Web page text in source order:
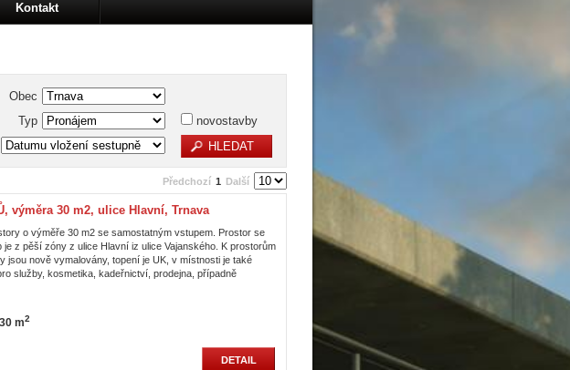
Kontakt
Obec
Typ
novostavby
Předchozí 1 Další
výměra 30 m2, ulice Hlavní, Trnava
o výměře 30 m2 se samostatným vstupem. Prostor se
z pěší zóny z ulice Hlavní iz ulice Vajanského. K prostorům
jsou nově vymalovány, topení je UK, v místnosti je také
služby, kosmetika, kadeřnictví, prodejna, případně
m2
DETAIL